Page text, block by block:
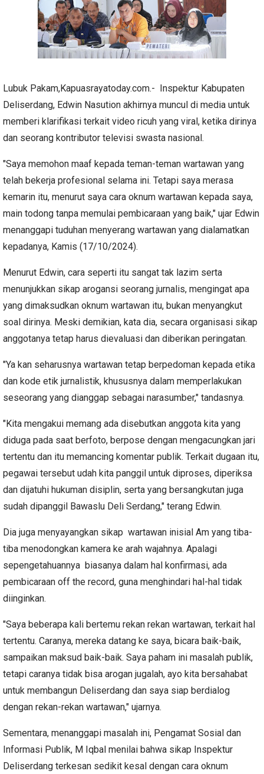
Lubuk Pakam,Kapuasrayatoday.com.- Inspektur Kabupaten
Deliserdang, Edwin Nasution akhirnya muncul di media untuk
memberi klarifikasi terkait video ricuh yang viral, ketika dirinya
dan seorang kontributor televisi swasta nasional.
"Saya memohon maaf kepada teman-teman wartawan yang
telah bekerja profesional selama ini. Tetapi saya merasa
kemarin itu, menurut saya cara oknum wartawan kepada saya,
main todong tanpa memulai pembicaraan yang baik," ujar Edwin
menanggapi tuduhan menyerang wartawan yang dialamatkan
kepadanya, Kamis (17/10/2024).
Menurut Edwin, cara seperti itu sangat tak lazim serta
menunjukkan sikap arogansi seorang jurnalis, mengingat apa
yang dimaksudkan oknum wartawan itu, bukan menyangkut
soal dirinya. Meski demikian, kata dia, secara organisasi sikap
anggotanya tetap harus dievaluasi dan diberikan peringatan.
"Ya kan seharusnya wartawan tetap berpedoman kepada etika
dan kode etik jurnalistik, khususnya dalam memperlakukan
seseorang yang dianggap sebagai narasumber," tandasnya.
"Kita mengakui memang ada disebutkan anggota kita yang
diduga pada saat berfoto, berpose dengan mengacungkan jari
tertentu dan itu memancing komentar publik. Terkait dugaan itu,
pegawai tersebut udah kita panggil untuk diproses, diperiksa
dan dijatuhi hukuman disiplin, serta yang bersangkutan juga
sudah dipanggil Bawaslu Deli Serdang," terang Edwin.
Dia juga menyayangkan sikap wartawan inisial Am yang tiba-
tiba menodongkan kamera ke arah wajahnya. Apalagi
sepengetahuannya biasanya dalam hal konfirmasi, ada
pembicaraan off the record, guna menghindari hal-hal tidak
diinginkan.
"Saya beberapa kali bertemu rekan rekan wartawan, terkait hal
tertentu. Caranya, mereka datang ke saya, bicara baik-baik,
sampaikan maksud baik-baik. Saya paham ini masalah publik,
tetapi caranya tidak bisa arogan jugalah, ayo kita bersahabat
untuk membangun Deliserdang dan saya siap berdialog
dengan rekan-rekan wartawan," ujarnya.
Sementara, menanggapi masalah ini, Pengamat Sosial dan
Informasi Publik, M Iqbal menilai bahwa sikap Inspektur
Deliserdang terkesan sedikit kesal dengan cara oknum